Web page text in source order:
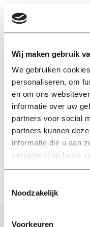
Wij maken gebruik
We gebruiken
personaliseren, om
en om ons
informatie over uw
partners voor social
partners kunnen
informatie die u aan
verzameld op basis
Noodzakelijk
Voorkeuren
Putin